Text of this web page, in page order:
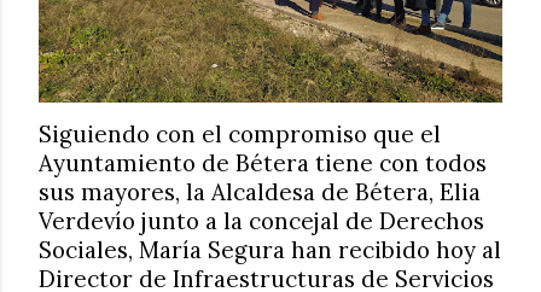
Siguiendo con el compromiso que el
Ayuntamiento de Bétera tiene con todos
sus mayores, la Alcaldesa de Bétera, Elia
Verdevío junto a la concejal de Derechos
Sociales, María Segura han recibido hoy al
Director de Infraestructuras de Servicios